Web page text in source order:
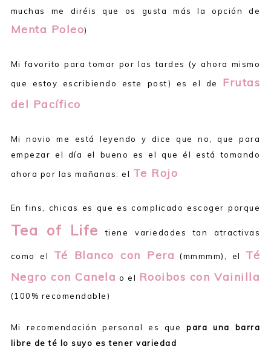
muchas me diréis que os gusta más la opción de
Menta Poleo)
Mi favorito para tomar por las tardes (y ahora mismo
que estoy escribiendo este post) es el de Frutas
del Pacífico
Mi novio me está leyendo y dice que no, que para
empezar el día el bueno es el que él está tomando
ahora por las mañanas: el Te Rojo
En fins, chicas es que es complicado escoger porque
Tea of Life tiene variedades tan atractivas
como el Té Blanco con Pera (mmmmm), el Té
Negro con Canela o el Rooibos con Vainilla
(100% recomendable)
Mi recomendación personal es quepara una barra
libre de té lo suyo es tener variedad